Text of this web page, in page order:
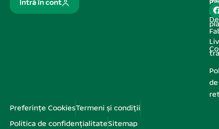
Intră în cont
de
de
Preferințe CookiesTermeni și condiții
Politica de confidențialitateSitemap